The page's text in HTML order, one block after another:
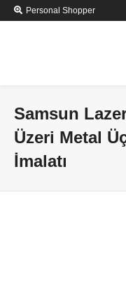
Personal Shopper
Samsun
Üzeri Metal
İmalatı